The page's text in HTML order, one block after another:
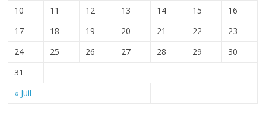
« Juil
10
11 12 13 14 15
16
17
18 19 20 21 22
23
24
25 26 27 28 29
30
31